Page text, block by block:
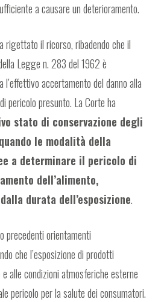
a causare un deterioramento.
rigettato il ricorso, ribadendo che il
Legge n. 283 del 1962 è
accertamento del danno alla
pericolo presunto. La Corte ha
stato di conservazione degli
le modalità della
a determinare il pericolo di
dell’alimento,
durata dell’esposizione.
precedenti orientamenti
che l’esposizione di prodotti
alle condizioni atmosferiche esterne
pericolo per la salute dei consumatori.